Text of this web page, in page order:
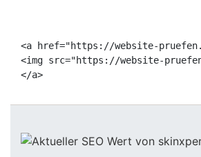
<a href="https://website-
<img src="https://website-